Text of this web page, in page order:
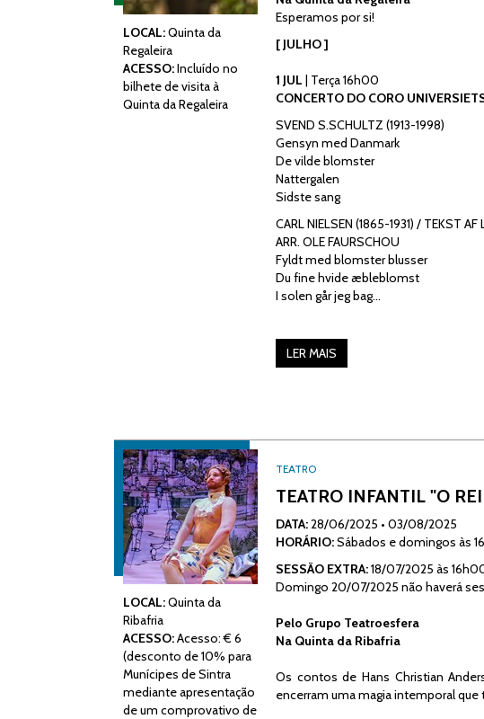
LOCAL:Quinta da
Regaleira
ACESSO:Incluído no
bilhete de visita à
Quinta da Regaleira
Esperamos por si!
[ JULHO ]
1 JUL | Terça 16h00
CONCERTO DO CORO
SVEND S.SCHULTZ (1913-1998)
Gensyn med Danmark
De vilde blomster
Nattergalen
Sidste sang
CARL NIELSEN (1865-1931) / TEKST
ARR. OLE FAURSCHOU
Fyldt med blomster blusser
Du fine hvide æbleblomst
I solen går jeg bag…
LER MAIS
LOCAL:Quinta da
Ribafria
ACESSO:Acesso: € 6
(desconto de 10% para
Munícipes de Sintra
mediante apresentação
de um comprovativo de
TEATRO
TEATRO INFANTIL "O
DATA:28/06/2025 • 03/08/2025
HORÁRIO:Sábados e domingos às
SESSÃO EXTRA:18/07/2025 às
Domingo 20/07/2025 não haverá
Pelo Grupo Teatroesfera
Na Quinta da Ribafria
Os contos de Hans Christian
encerram uma magia intemporal